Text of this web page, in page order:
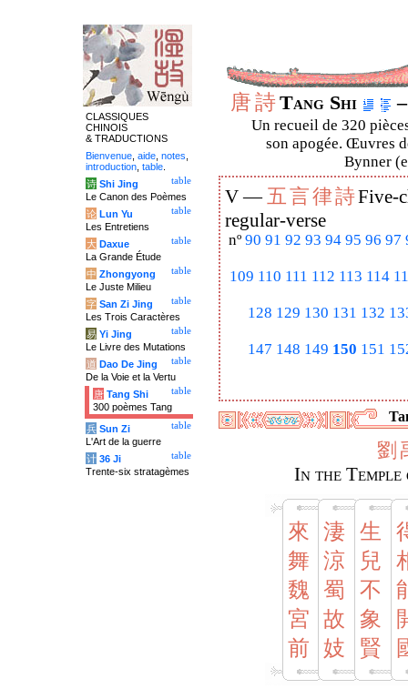
唐詩Tang Shi
Un recueil de 320
son apogée. Œuvres
Bynner
V —五言律詩Five-
regular-verse
nº 90 91 92 93 94 95 96 97
109 110 111 112 113 114
128 129 130 131 132
147 148 149 150 151
劉
In the
來
舞
魏
宮
前
淒
涼
蜀
故
妓
生
兒
不
象
賢
CLASSIQUES
CHINOIS
& TRADUCTIONS
Bienvenue aide notes
introduction table
table
诗 Shi Jing
Le Canon des Poèmes
table
论 Lun Yu
Les Entretiens
table
大 Daxue
La Grande Étude
table
中 Zhongyong
Le Juste Milieu
table
字 San Zi Jing
Les Trois Caractères
table
易 Yi Jing
Le Livre des Mutations
table
道 Dao De Jing
De la Voie et la Vertu
table
唐 Tang Shi
300 poèmes Tang
table
兵 Sun Zi
L'Art de la guerre
table
计 36 Ji
Trente-six stratagèmes